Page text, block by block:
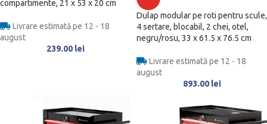
compartimente, 21 x 53 x 20 cm
Livrare estimată pe 12 - 18
august
239.00 lei
Dulap modular pe roti pentru scule,
4 sertare, blocabil, 2 chei, otel,
negru/rosu, 33 x 61.5 x 76.5 cm
Livrare estimată pe 12 - 18
august
893.00 lei